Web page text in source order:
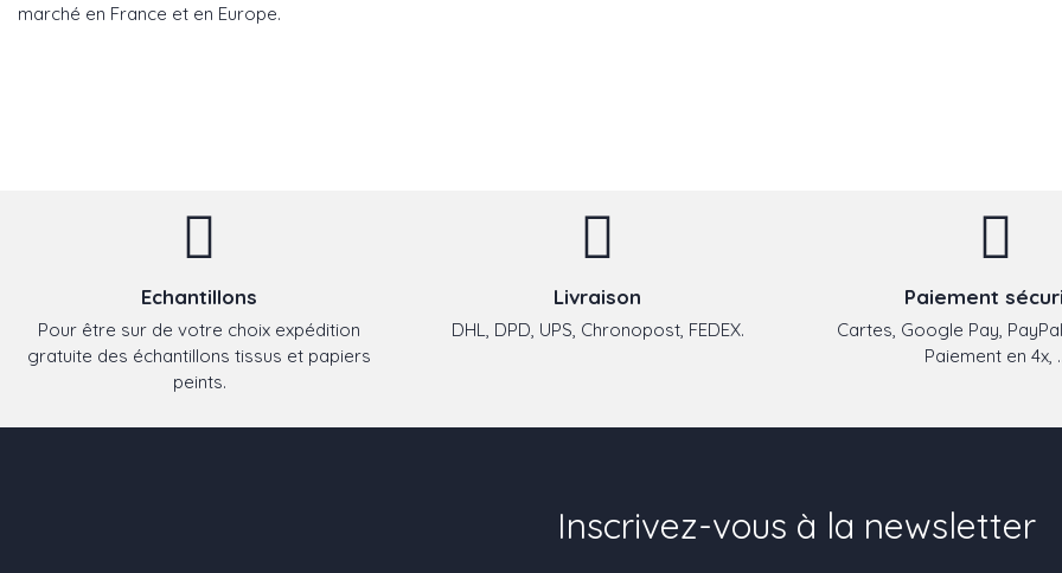
marché en France et en Europe.
Echantillons
Pour être sur de votre choix expédition
gratuite des échantillons tissus et papiers
peints.
Livraison
DHL, DPD, UPS, Chronopost, FEDEX.
Paiement
Cartes, Google Pay,
Paiement en 4x,
Inscrivez-vous à la newsletter